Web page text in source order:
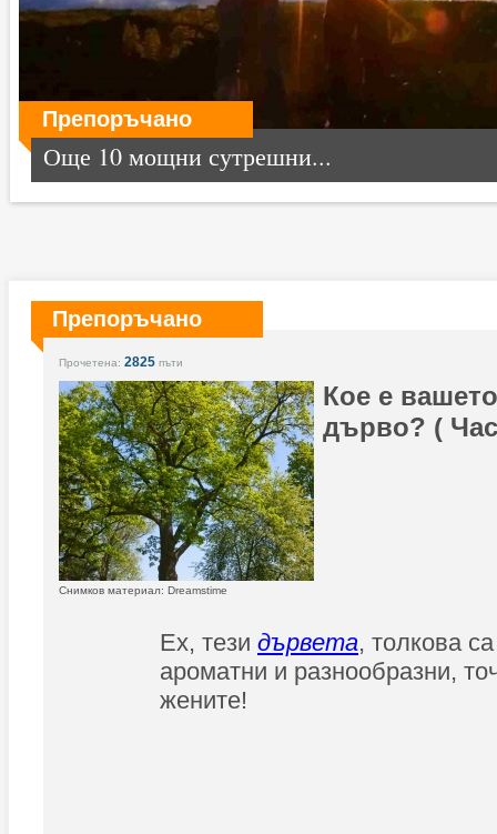
Препоръчано
Още 10 мощни сутрешни...
Препоръчано
Прочетена: 2825 пъти
Кое е
дърво? (
Снимков материал: Dreamstime
Ех, тези дървета, толкова
ароматни и разнообразни,
жените!